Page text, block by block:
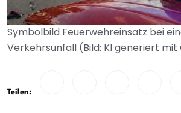
Symbolbild Feuerwehreinsatz bei
Verkehrsunfall (Bild: KI generiert mit
Teilen: